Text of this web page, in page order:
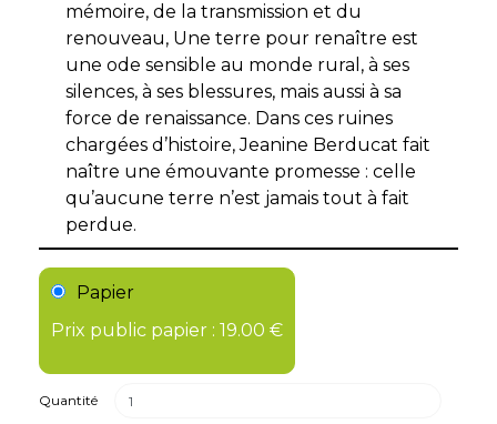
mémoire, de la transmission et du
renouveau, Une terre pour renaître est
une ode sensible au monde rural, à ses
silences, à ses blessures, mais aussi à sa
force de renaissance. Dans ces ruines
chargées d’histoire, Jeanine Berducat fait
naître une émouvante promesse : celle
qu’aucune terre n’est jamais tout à fait
perdue.
Papier
Prix public papier : 19.00 €
Quantité